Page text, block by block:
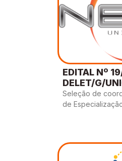
EDITAL Nº
DELET/G/
Seleção de
de